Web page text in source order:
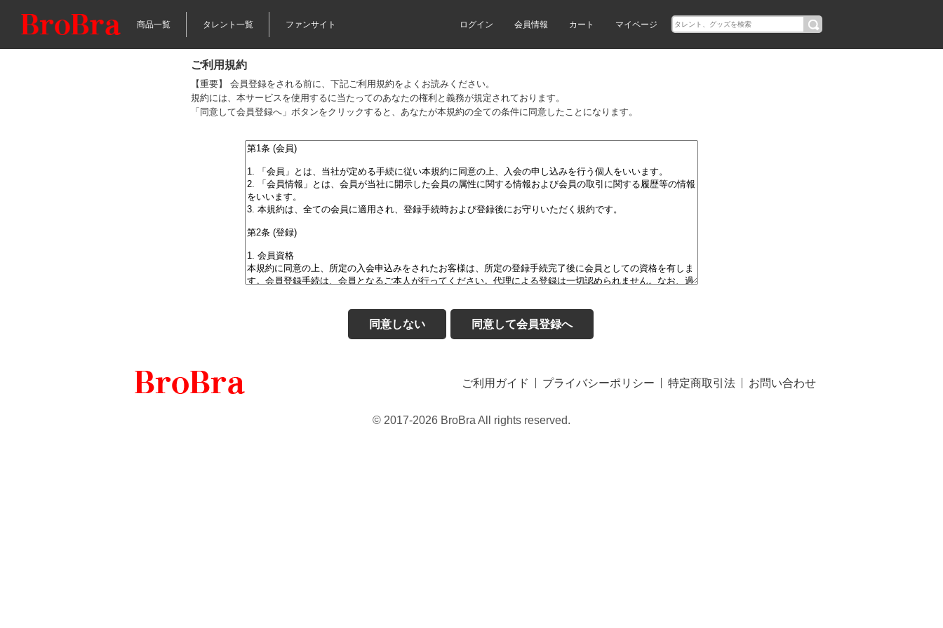
商品一覧 タレント一覧 ファンサイト ログイン 会員情報 カート マイページ
ご利用規約
【重要】 会員登録をされる前に、下記ご利用規約をよくお読みください。
規約には、本サービスを使用するに当たってのあなたの権利と義務が規定されております。
「同意して会員登録へ」ボタンをクリックすると、あなたが本規約の全ての条件に同意したことになります。
同意しない 同意して会員登録へ
ご利用ガイド プライバシーポリシー 特定商取引法 お問い合わせ
© 2017-2026 BroBra All rights reserved.